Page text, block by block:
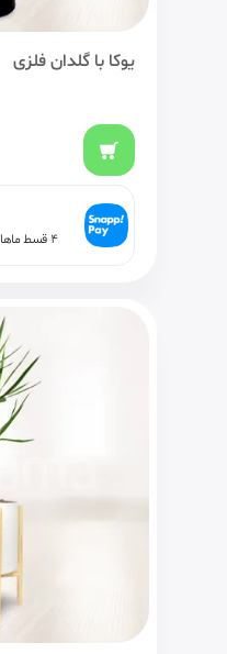
یوکا با گلدان فلزی
۴ قسط ماهانه. بدون سود، چک و ضامن.